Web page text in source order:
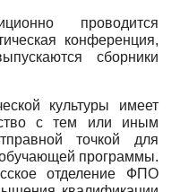
проводится
конференция,
сборники
культуры имеет
с тем или иным
точкой для
программы.
отделение ФПО